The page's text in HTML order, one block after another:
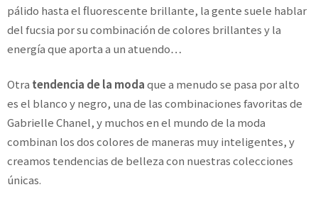
pálido hasta el fluorescente brillante, la gente suele hablar
del fucsia por su combinación de colores brillantes y la
energía que aporta a un atuendo…
Otra tendencia de la modaque a menudo se pasa por alto
es el blanco y negro, una de las combinaciones favoritas de
Gabrielle Chanel, y muchos en el mundo de la moda
combinan los dos colores de maneras muy inteligentes, y
creamos tendencias de belleza con nuestras colecciones
únicas.